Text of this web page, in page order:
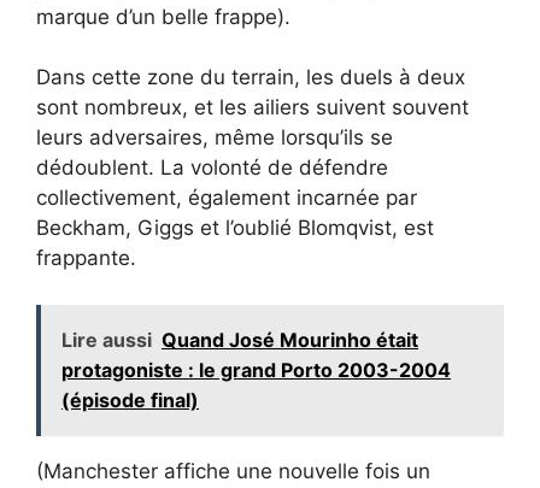
marque d’un belle frappe).
Dans cette zone du terrain, les duels à deux
sont nombreux, et les ailiers suivent souvent
leurs adversaires, même lorsqu’ils se
dédoublent. La volonté de défendre
collectivement, également incarnée par
Beckham, Giggs et l’oublié Blomqvist, est
frappante.
Lire aussi Quand José Mourinho était
protagoniste : le grand Porto 2003-2004
(épisode final)
(Manchester affiche une nouvelle fois un